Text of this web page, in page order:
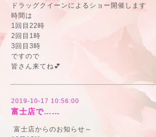
ドラッグクイーンによるショー開催します
時間は
1回目22時
2回目1時
3回目3時
ですので
皆さん来てね💕
2019-10-17 10:56:00
富士店で……
富士店からのお知らせ～